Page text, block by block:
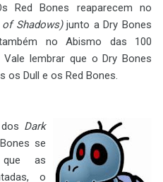
Red Bones reaparecem no
of Shadows)junto a Dry Bones
no Abismo das 100
Vale lembrar que o Dry Bones
os Dull e os Red Bones.
Dark
se
as
o